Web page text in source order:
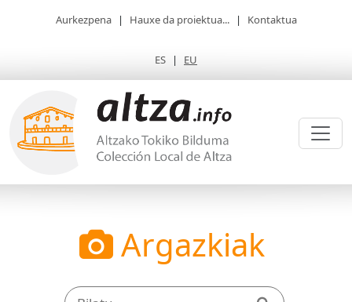
Aurkezpena | Hauxe da proiektua... | Kontaktua
ES | EU
Argazkiak